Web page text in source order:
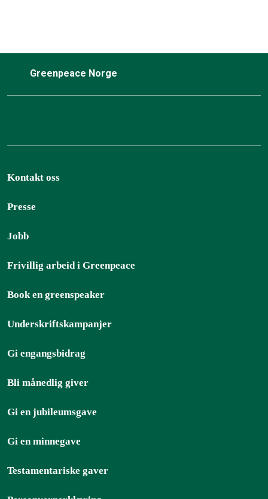
Greenpeace Norge
Kontakt oss
Presse
Jobb
Frivillig arbeid i Greenpeace
Book en greenspeaker
Underskriftskampanjer
Gi engangsbidrag
Bli månedlig giver
Gi en jubileumsgave
Gi en minnegave
Testamentariske gaver